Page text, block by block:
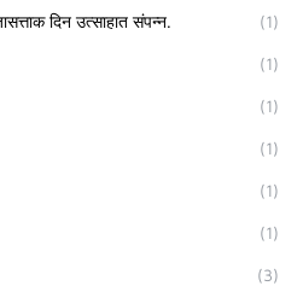
दिन उत्साहात संपन्न. (1)
(1)
(1)
(1)
(1)
(1)
(3)